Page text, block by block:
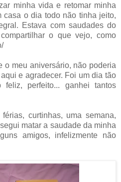
minha vida e retomar minha
casa o dia todo não tinha jeito,
Estava com saudades do
o que vejo, como
o meu aniversário, não poderia
e agradecer. Foi um dia tão
perfeito... ganhei tantos
curtinhas, uma semana,
matar a saudade da minha
amigos, infelizmente não